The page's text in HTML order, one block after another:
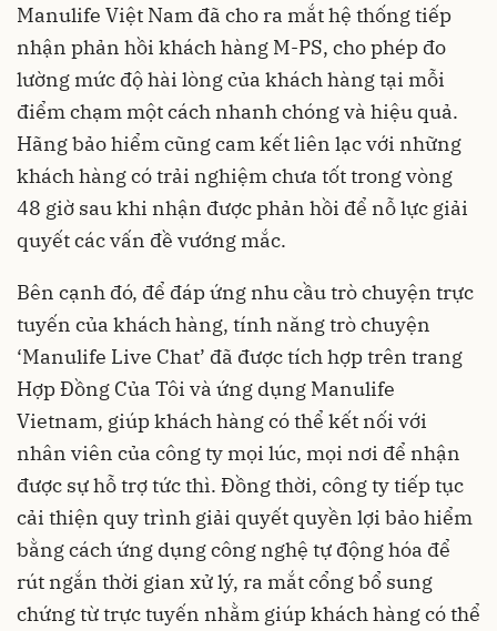
Manulife Việt Nam đã cho ra mắt hệ thống tiếp
nhận phản hồi khách hàng M-PS, cho phép đo
lường mức độ hài lòng của khách hàng tại mỗi
điểm chạm một cách nhanh chóng và hiệu quả.
Hãng bảo hiểm cũng cam kết liên lạc với những
khách hàng có trải nghiệm chưa tốt trong vòng
48 giờ sau khi nhận được phản hồi để nỗ lực giải
quyết các vấn đề vướng mắc.
Bên cạnh đó, để đáp ứng nhu cầu trò chuyện trực
tuyến của khách hàng, tính năng trò chuyện
‘Manulife Live Chat’ đã được tích hợp trên trang
Hợp Đồng Của Tôi và ứng dụng Manulife
Vietnam, giúp khách hàng có thể kết nối với
nhân viên của công ty mọi lúc, mọi nơi để nhận
được sự hỗ trợ tức thì. Đồng thời, công ty tiếp tục
cải thiện quy trình giải quyết quyền lợi bảo hiểm
bằng cách ứng dụng công nghệ tự động hóa để
rút ngắn thời gian xử lý, ra mắt cổng bổ sung
chứng từ trực tuyến nhằm giúp khách hàng có thể